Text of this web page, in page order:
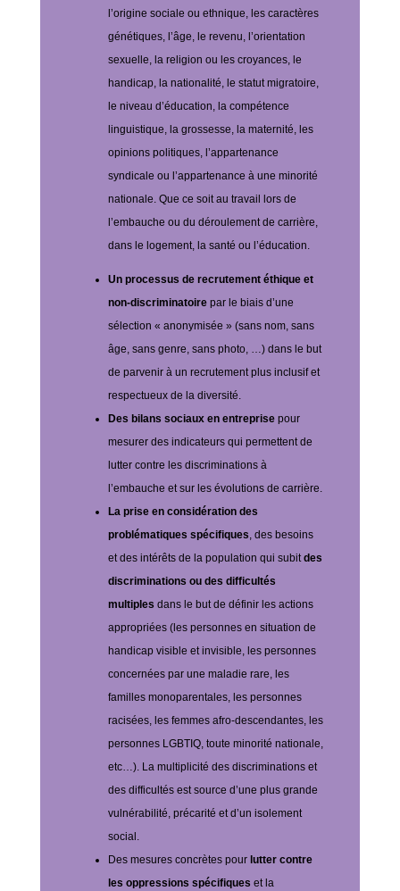
l’origine sociale ou ethnique, les caractères
génétiques, l’âge, le revenu, l’orientation
sexuelle, la religion ou les croyances, le
handicap, la nationalité, le statut migratoire,
le niveau d’éducation, la compétence
linguistique, la grossesse, la maternité, les
opinions politiques, l’appartenance
syndicale ou l’appartenance à une minorité
nationale. Que ce soit au travail lors de
l’embauche ou du déroulement de carrière,
dans le logement, la santé ou l’éducation.
Un processus de recrutement éthique et
non-discriminatoire par le biais d’une
sélection « anonymisée » (sans nom, sans
âge, sans genre, sans photo, …) dans le but
de parvenir à un recrutement plus inclusif et
respectueux de la diversité.
Des bilans sociaux en entreprisepour
mesurer des indicateurs qui permettent de
lutter contre les discriminations à
l’embauche et sur les évolutions de carrière.
La prise en considération des
problématiques spécifiques, des besoins
et des intérêts de la population qui subitdes
discriminations ou des difficultés
multiples dans le but de définir les actions
appropriées (les personnes en situation de
handicap visible et invisible, les personnes
concernées par une maladie rare, les
familles monoparentales, les personnes
racisées, les femmes afro-descendantes, les
personnes LGBTIQ, toute minorité nationale,
etc…). La multiplicité des discriminations et
des difficultés est source d’une plus grande
vulnérabilité, précarité et d’un isolement
social.
Des mesures concrètes pour lutter contre
les oppressions spécifiques et la